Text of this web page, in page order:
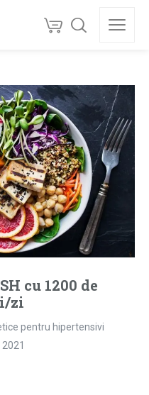
cu 1200 de
zi
pentru hipertensivi